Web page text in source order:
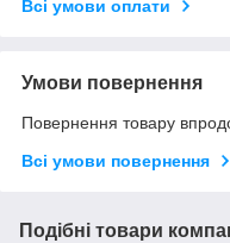
Всі умови оплати
Умови повернення
Повернення товару
Всі умови повернення
Подібні товари